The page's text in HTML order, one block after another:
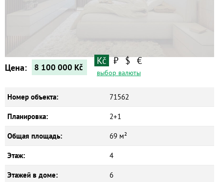
Квартиры
Цена: 8 100 000 Kč
Kč ₽ $ €
выбор валюты
Номер объекта: 71562
Планировка: 2+1
Общая площадь: 69 м²
Этаж: 4
Этажей в доме: 6